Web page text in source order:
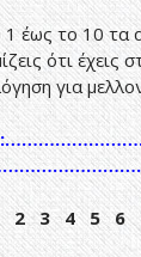
έως το 10 τα
ότι έχεις
για
1 2 3 4 5